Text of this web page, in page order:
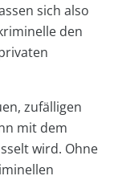
sich also
den
zufälligen
mit dem
wird. Ohne